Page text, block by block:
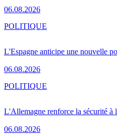
06.08.2026
L'Espagne anticipe une nouvelle
06.08.2026
POLITIQUE
L'Allemagne renforce la sécurité à
06.08.2026
POLITIQUE